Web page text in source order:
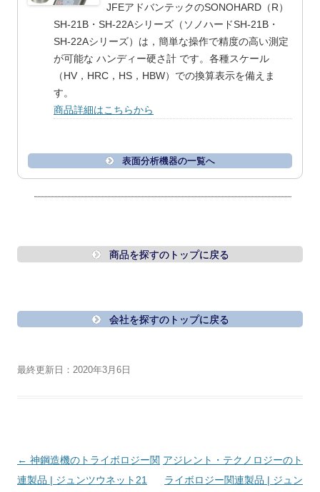
JFEアドバンテックのSONOHARD（R）
SH-21B・SH-22Aシリーズ（ソノハードSH-21B・
SH-22Aシリーズ）は，簡単な操作で精度の高い測定
が可能な ハンディー硬さ計 です。各種スケール
（HV，HRC，HS，HBW）での換算表示を備えま
す。
商品詳細はこちらから
表面分析機器の一覧へ
商品を探すのトップに戻る
会社を探すのトップに戻る
最終更新日：2020年3月6日
投
稿
← 神鋼造機のトライボロジー関
連製品 | ジュンツウネット21
アジレント・テクノロジーのト
ライボロジー関連製品 | ジュン